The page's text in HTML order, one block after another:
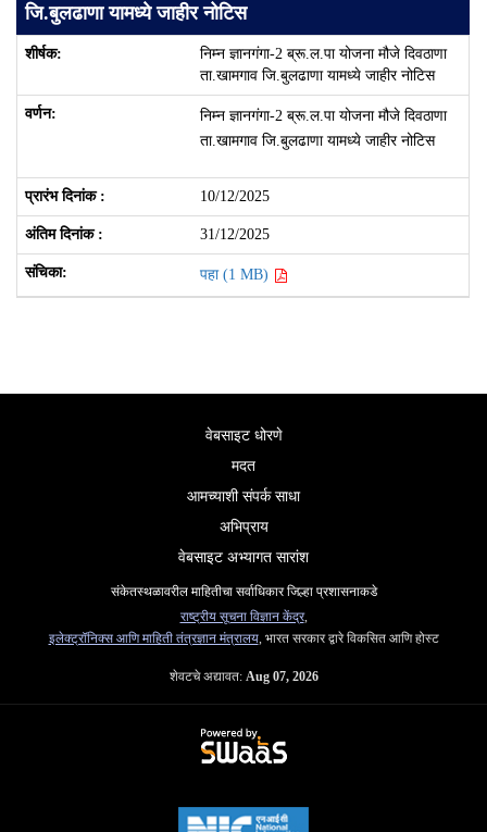
जि.बुलढाणा यामध्ये जाहीर नोटिस
निम्न ज्ञानगंगा-2 ब्रू.ल.पा योजना मौजे दिवठाणा
ता.खामगाव जि.बुलढाणा यामध्ये जाहीर नोटिस
निम्न ज्ञानगंगा-2 ब्रू.ल.पायोजना मौजे दिवठाणा
ता.खामगाव जि.बुलढाणायामध्ये जाहीर नोटिस
10/12/2025
31/12/2025
पहा (1 MB)
वेबसाइट धोरणे
मदत
आमच्याशी संपर्क साधा
अभिप्राय
वेबसाइट अभ्यागत सारांश
संकेतस्थळावरील माहितीचा सर्वाधिकार जिल्हा प्रशासनाकडे
राष्ट्रीय सूचना विज्ञान केंद्र,
इलेक्ट्रॉनिक्स आणि माहिती तंत्रज्ञान मंत्रालय, भारत सरकार द्वारे विकसित आणि होस्ट
शेवटचे अद्यावत: Aug 07, 2026